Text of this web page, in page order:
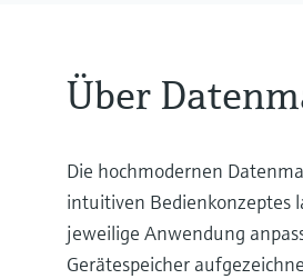
Über
Die hochmodernen
intuitiven Bedienkonzeptes
jeweilige Anwendung
Gerätespeicher